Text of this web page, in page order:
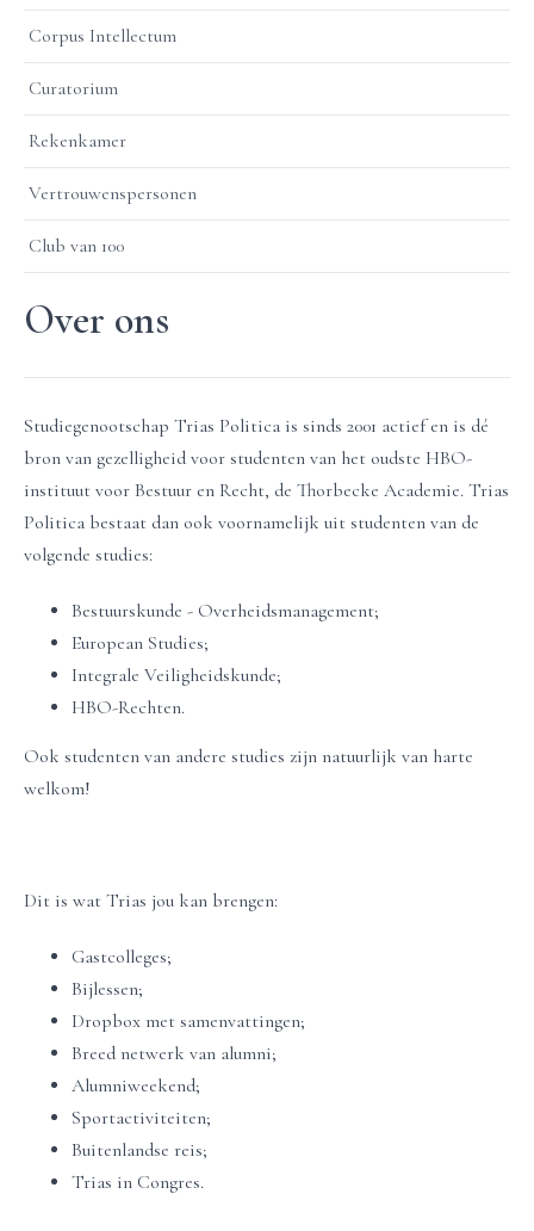
Corpus Intellectum
Curatorium
Rekenkamer
Vertrouwenspersonen
Club van 100
Over ons
Studiegenootschap Trias Politica is sinds 2001 actief en is dé
bron van gezelligheid voor studenten van het oudste HBO-
instituut voor Bestuur en Recht, de Thorbecke Academie. Trias
Politica bestaat dan ook voornamelijk uit studenten van de
volgende studies:
Bestuurskunde - Overheidsmanagement;
European Studies;
Integrale Veiligheidskunde;
HBO-Rechten.
Ook studenten van andere studies zijn natuurlijk van harte
welkom!
Dit is wat Trias jou kan brengen:
Gastcolleges;
Bijlessen;
Dropbox met samenvattingen;
Breed netwerk van alumni;
Alumniweekend;
Sportactiviteiten;
Buitenlandse reis;
Trias in Congres.